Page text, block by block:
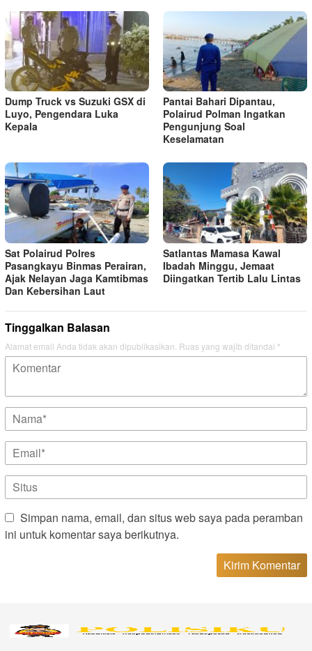
Dump Truck vs Suzuki GSX di
Luyo, Pengendara Luka
Kepala
Pantai Bahari Dipantau,
Polairud Polman Ingatkan
Pengunjung Soal
Keselamatan
Sat Polairud Polres
Pasangkayu Binmas Perairan,
Ajak Nelayan Jaga Kamtibmas
Dan Kebersihan Laut
Satlantas Mamasa Kawal
Ibadah Minggu, Jemaat
Diingatkan Tertib Lalu Lintas
Tinggalkan Balasan
Alamat email Anda tidak akan dipublikasikan. Ruas yang wajib ditandai *
Simpan nama, email, dan situs web saya pada peramban
ini untuk komentar saya berikutnya.